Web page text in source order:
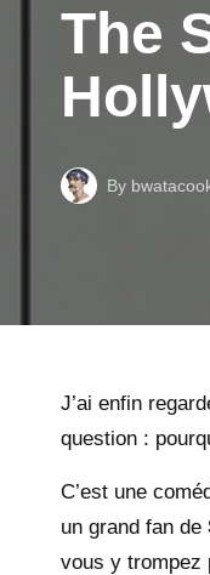
The
Posted
By
J’ai enfin
question :
C’est une
un grand fan de
vous y trompez